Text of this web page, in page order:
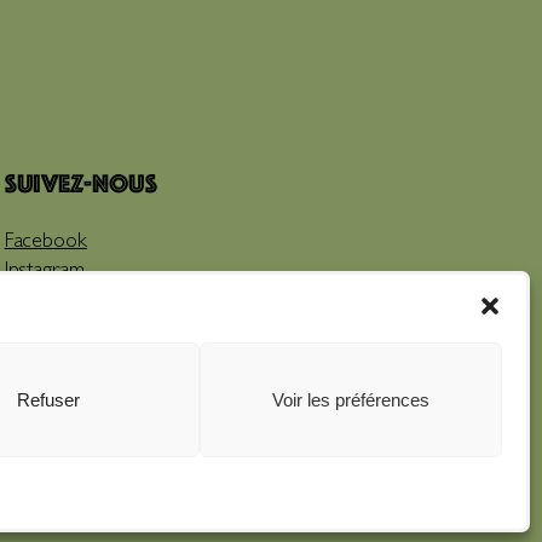
Refuser Voir les préférences
Suivez-nous
Facebook
Instagram